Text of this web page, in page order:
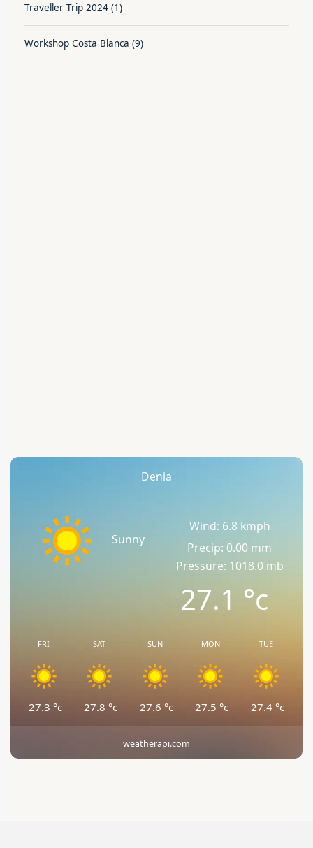
Traveller Trip 2024 (1)
Workshop Costa Blanca (9)
Denia
Sunny
Wind: 6.8 kmph
Precip: 0.00 mm
Pressure: 1018.0 mb
27.1 °c
FRI
27.3 °c
SAT
27.8 °c
SUN
27.6 °c
MON
27.5 °c
TUE
27.4 °c
weatherapi.com